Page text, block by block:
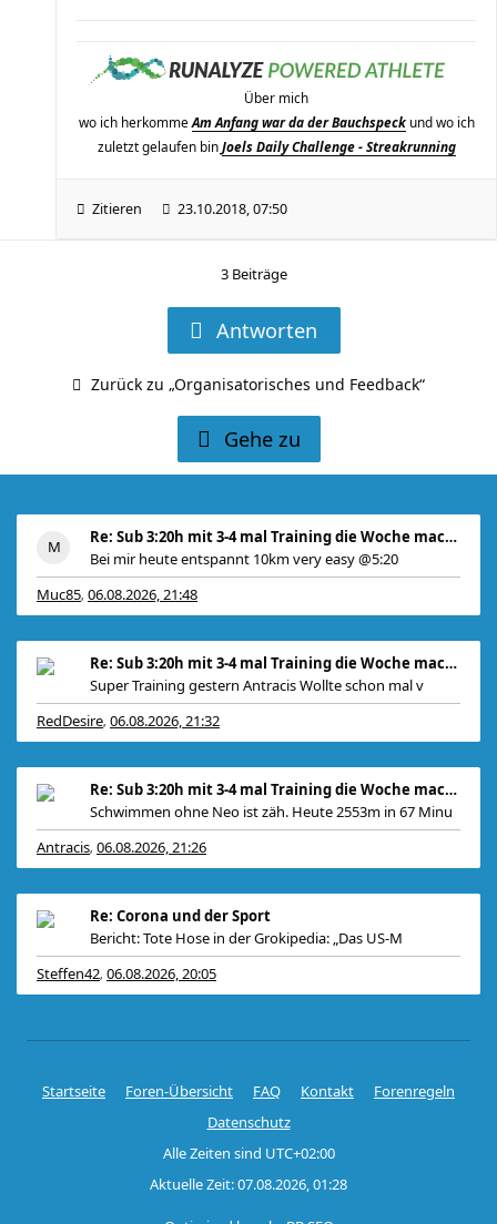
Über mich
wo ich herkomme Am Anfang war da der Bauchspeckund wo ich
zuletzt gelaufen binJoels Daily Challenge - Streakrunning
Zitieren 23.10.2018, 07:50
3 Beiträge
Antworten
Zurück zu „Organisatorisches und Feedback“
Gehe zu
Re: Sub 3:20h mit 3-4 mal Training die Woche machb
Bei mir heute entspannt 10km very easy @5:20
Muc85, 06.08.2026, 21:48
Re: Sub 3:20h mit 3-4 mal Training die Woche machb
Super Training gestern Antracis Wollte schon mal v
RedDesire, 06.08.2026, 21:32
Re: Sub 3:20h mit 3-4 mal Training die Woche machb
Schwimmen ohne Neo ist zäh. Heute 2553m in 67 Minu
Antracis, 06.08.2026, 21:26
Re: Corona und der Sport
Bericht: Tote Hose in der Grokipedia: „Das US-M
Steffen42, 06.08.2026, 20:05
Startseite Foren-Übersicht FAQ Kontakt
Forenregeln
Datenschutz
Alle Zeiten sind UTC+02:00
Aktuelle Zeit: 07.08.2026, 01:28